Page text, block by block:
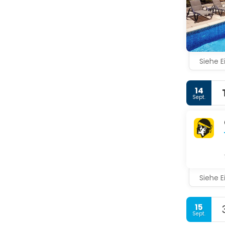
Siehe
14
Sept.
Siehe
15
Sept.